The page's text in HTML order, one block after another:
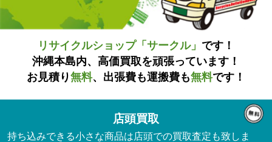
リサイクルショップ「サークル」 です！
沖縄本島内、高価買取を頑張っています！
お見積り無料、出張費も運搬費も無料です！
店頭買取
持ち込みできる小さな商品は店頭での買取査定も致しま